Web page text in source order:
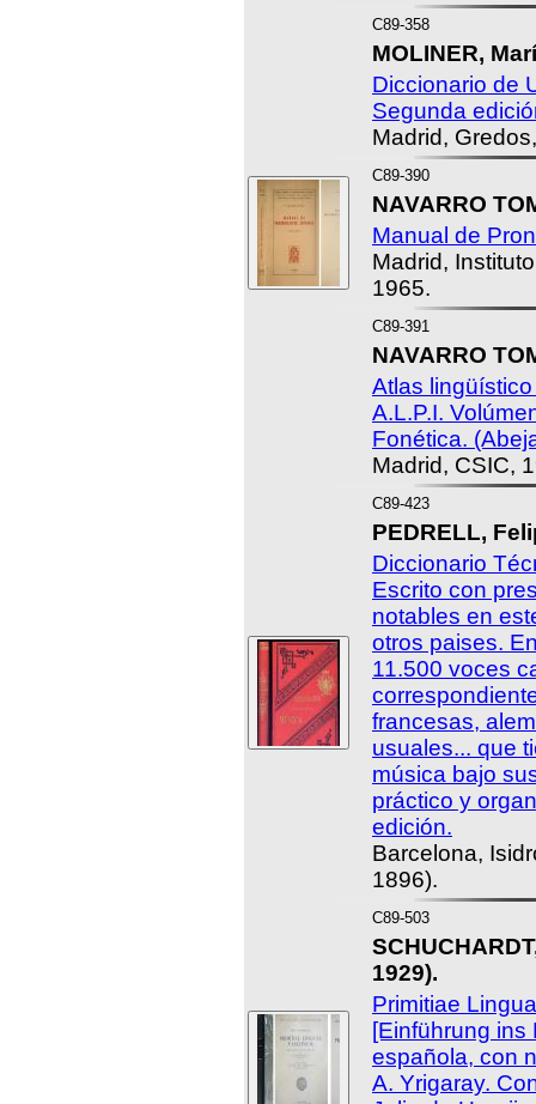
C89-358
MOLINER,
Diccionario de
Segunda
Madrid,
C89-390
NAVARRO
Manual de
Madrid,
1965.
C89-391
NAVARRO
Atlas
A.L.P.I.
Fonética.
Madrid, CSIC,
C89-423
PEDRELL,
Diccionario
Escrito con
notables en
otros paises.
11.500 voces
francesas,
usuales... que
música bajo
práctico y
edición.
Barcelona,
1896).
C89-503
1929).
Primitiae
[Einführung
española, con
A. Yrigaray.